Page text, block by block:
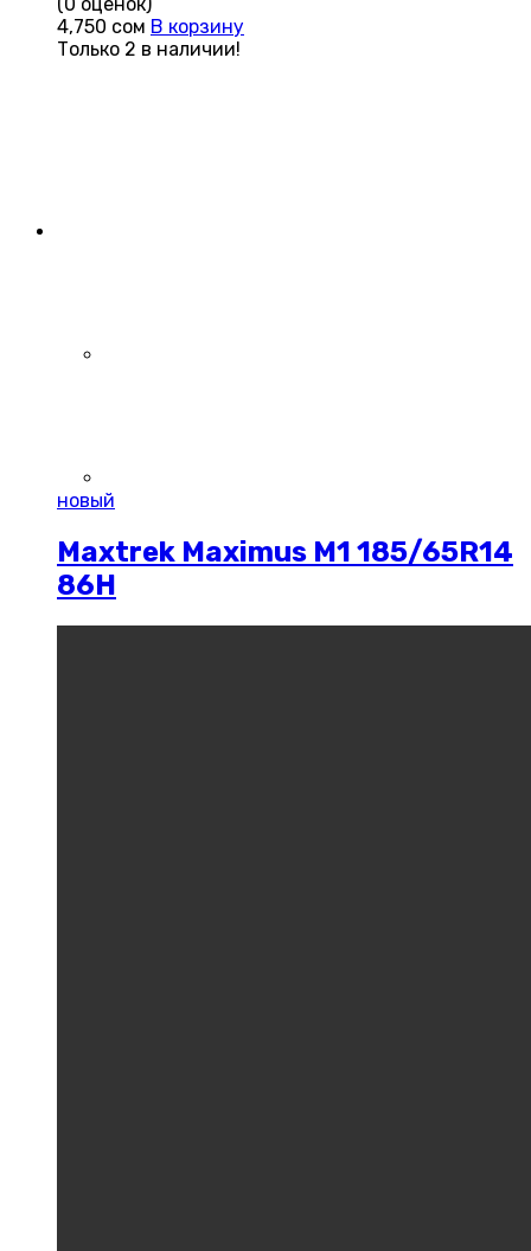
4,750 сом В корзину
Только 2 в наличии!
новый
Maxtrek Maximus M1 185/65R14
86H